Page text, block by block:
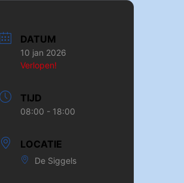
DATUM
10 jan 2026
Verlopen!
TIJD
08:00 - 18:00
LOCATIE
De Siggels